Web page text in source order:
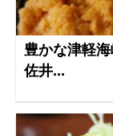
豊かな津軽
佐井...